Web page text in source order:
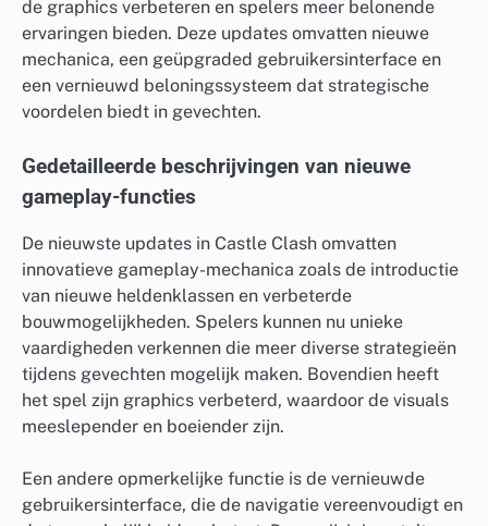
de graphics verbeteren en spelers meer belonende
ervaringen bieden. Deze updates omvatten nieuwe
mechanica, een geüpgraded gebruikersinterface en
een vernieuwd beloningssysteem dat strategische
voordelen biedt in gevechten.
Gedetailleerde beschrijvingen van nieuwe
gameplay-functies
De nieuwste updates in Castle Clash omvatten
innovatieve gameplay-mechanica zoals de introductie
van nieuwe heldenklassen en verbeterde
bouwmogelijkheden. Spelers kunnen nu unieke
vaardigheden verkennen die meer diverse strategieën
tijdens gevechten mogelijk maken. Bovendien heeft
het spel zijn graphics verbeterd, waardoor de visuals
meeslepender en boeiender zijn.
Een andere opmerkelijke functie is de vernieuwde
gebruikersinterface, die de navigatie vereenvoudigt en